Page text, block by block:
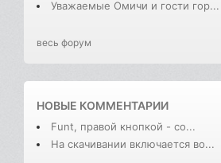
Уважаемые Омичи и гости гор...
весь форум
НОВЫЕ КОММЕНТАРИИ
Funt, правой кнопкой - со...
На скачивании включается во...